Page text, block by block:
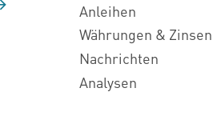
Anleihen
Währungen & Zinsen
Nachrichten
Analysen